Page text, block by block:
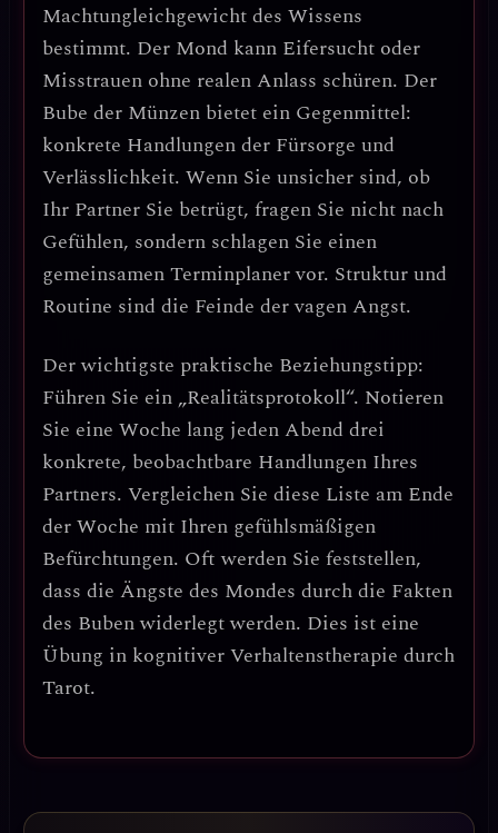
Machtungleichgewicht des Wissens
bestimmt. Der Mond kann Eifersucht oder
Misstrauen ohne realen Anlass schüren. Der
Bube der Münzen bietet ein Gegenmittel:
konkrete Handlungen der Fürsorge und
Verlässlichkeit. Wenn Sie unsicher sind, ob
Ihr Partner Sie betrügt, fragen Sie nicht nach
Gefühlen, sondern schlagen Sie einen
gemeinsamen Terminplaner vor. Struktur und
Routine sind die Feinde der vagen Angst.
Der wichtigste praktische Beziehungstipp:
Führen Sie ein „Realitätsprotokoll“. Notieren
Sie eine Woche lang jeden Abend drei
konkrete, beobachtbare Handlungen Ihres
Partners. Vergleichen Sie diese Liste am Ende
der Woche mit Ihren gefühlsmäßigen
Befürchtungen. Oft werden Sie feststellen,
dass die Ängste des Mondes durch die Fakten
des Buben widerlegt werden. Dies ist eine
Übung in kognitiver Verhaltenstherapie durch
Tarot.